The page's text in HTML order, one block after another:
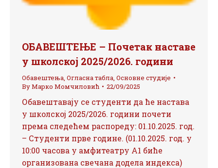
ОБАВЕШТЕЊЕ – Почетак наставе
у школској 2025/2026. години
Обавештења, Огласна табла, Основне студије
ByМарко Момчиловић 22/09/2025
Обавештавају се студенти да ће настава
у школској 2025/2026. години почети
према следећем распореду: 01.10.2025. год.
– Студенти прве године. (01.10.2025. год. у
10:00 часова у амфитеатру А1 биће
организована свечана додела индекса)